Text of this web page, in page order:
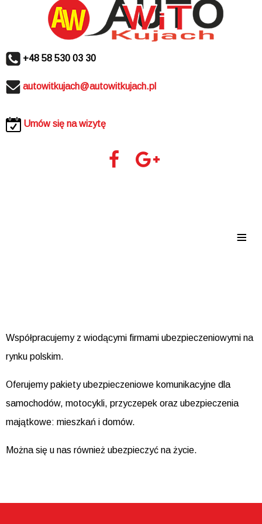
+48 58 530 03 30
autowitkujach@autowitkujach.pl
Umów się na wizytę
≡
Współpracujemy z wiodącymi firmami ubezpieczeniowymi na
rynku polskim.
Oferujemy pakiety ubezpieczeniowe komunikacyjne dla
samochodów, motocykli, przyczepek oraz ubezpieczenia
majątkowe: mieszkań i domów.
Można się u nas również ubezpieczyć na życie.